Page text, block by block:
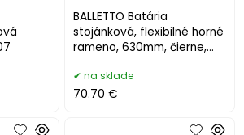
BALLETTO Batária
stojánková, flexibilné horné
rameno, 630mm, čierne,
na sklade
70.70 €